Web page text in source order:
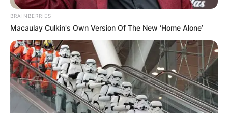
Langka Banget! 10 Pose Lucu
Katak yang Bikin Ketawa
Gemes
BRAINBERRIES
Macaulay Culkin's Own Version Of The New ‘Home Alone’